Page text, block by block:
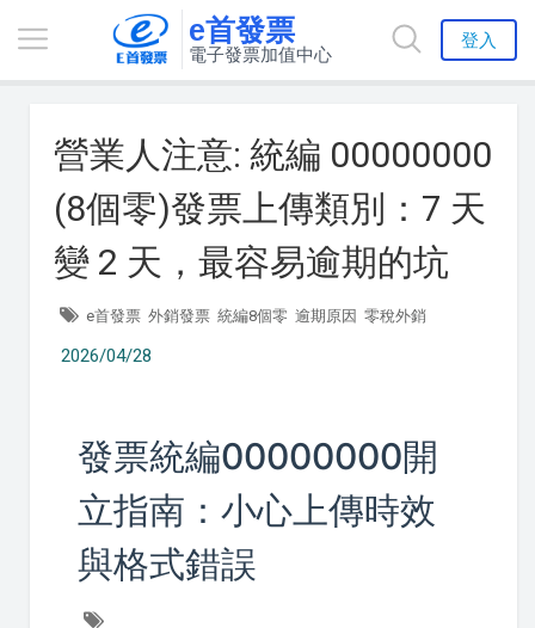
e首發票
電子發票加值中心
登入
營業人注意: 統編 00000000
(8個零)發票上傳類別：7 天
變 2 天，最容易逾期的坑
e首發票 外銷發票 統編8個零 逾期原因 零稅外銷
2026/04/28
發票統編00000000開
立指南：小心上傳時效
與格式錯誤